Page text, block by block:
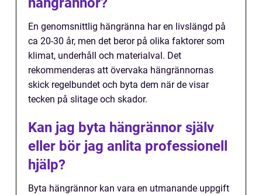
En genomsnittlig hängränna har en livslängd på
ca 20-30 år, men det beror på olika faktorer som
klimat, underhåll och materialval. Det
rekommenderas att övervaka hängrännornas
skick regelbundet och byta dem när de visar
tecken på slitage och skador.
Kan jag byta hängrännor själv
eller bör jag anlita professionell
hjälp?
Byta hängrännor kan vara en utmanande uppgift